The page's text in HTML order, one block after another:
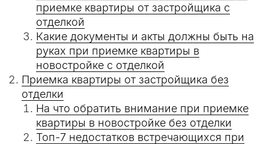
приемке квартиры от застройщика с
отделкой
Какие документы и акты должны быть на
руках при приемке квартиры в
новостройке с отделкой
Приемка квартиры от застройщика без
отделки
На что обратить внимание при приемке
квартиры в новостройке без отделки
Топ-7 недостатков встречающихся при